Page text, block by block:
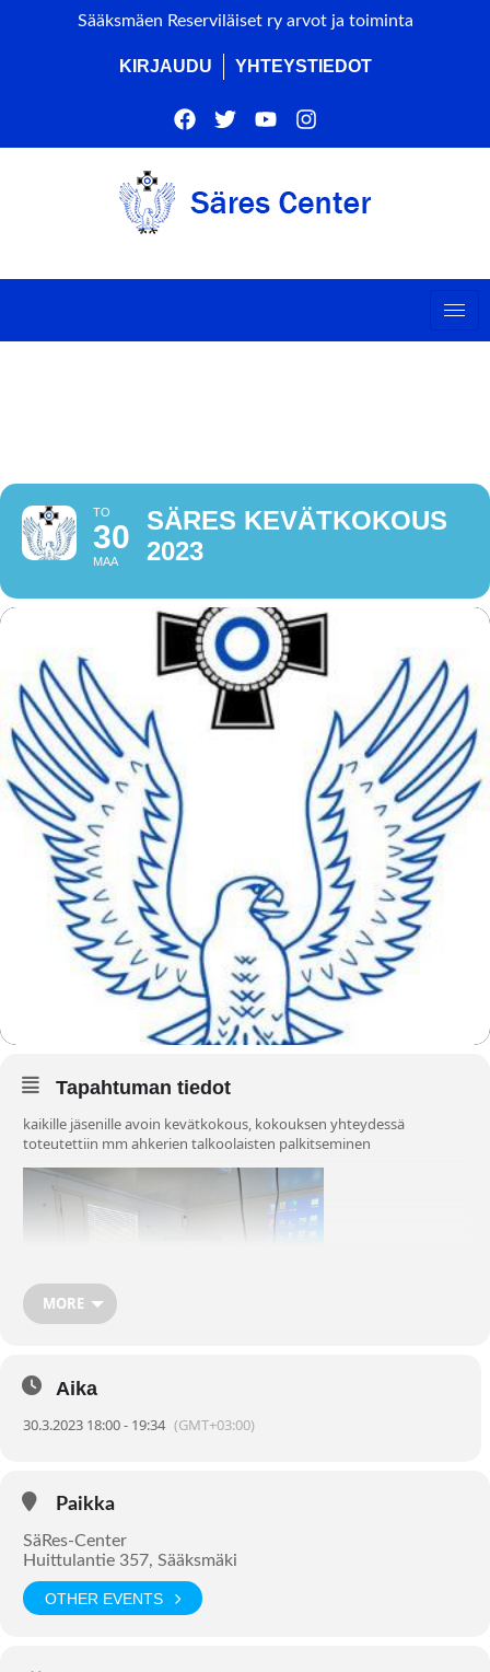
Sääksmäen Reserviläiset ry arvot ja toiminta
KIRJAUDU YHTEYSTIEDOT
TO
30
MAA
SÄRES KEVÄTKOKOUS
2023
Tapahtuman tiedot
kaikille jäsenille avoin kevätkokous, kokouksen yhteydessä
toteutettiin mm ahkerien talkoolaisten palkitseminen
MORE
Aika
30.3.2023 18:00 - 19:34 (GMT+03:00)
Paikka
SäRes-Center
Huittulantie 357, Sääksmäki
OTHER EVENTS